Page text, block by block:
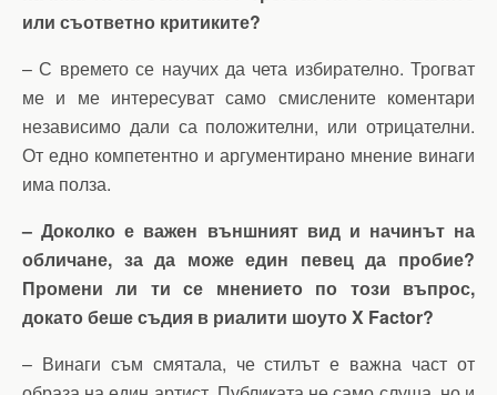
или съответно критиките?
– С времето се научих да чета избирателно. Трогват
ме и ме интересуват само смислените коментари
независимо дали са положителни, или отрицателни.
От едно компетентно и аргументирано мнение винаги
има полза.
– Доколко е важен външният вид и начинът на
обличане, за да може един певец да пробие?
Промени ли ти се мнението по този въпрос,
докато беше съдия в риалити шоуто X Factor?
– Винаги съм смятала, че стилът е важна част от